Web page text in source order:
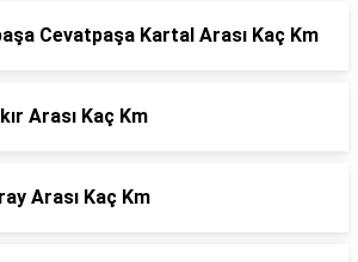
Cevatpaşa Kartal Arası Kaç Km
Arası Kaç Km
Arası Kaç Km